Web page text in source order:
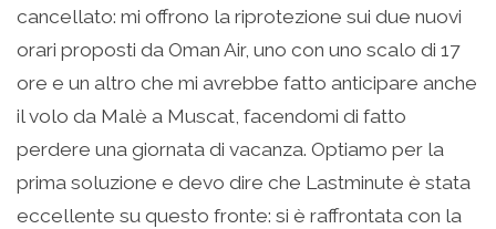
cancellato: mi offrono la riprotezione sui due nuovi
orari proposti da Oman Air, uno con uno scalo di 17
ore e un altro che mi avrebbe fatto anticipare anche
il volo da Malè a Muscat, facendomi di fatto
perdere una giornata di vacanza. Optiamo per la
prima soluzione e devo dire che Lastminute è stata
eccellente su questo fronte: si è raffrontata con la